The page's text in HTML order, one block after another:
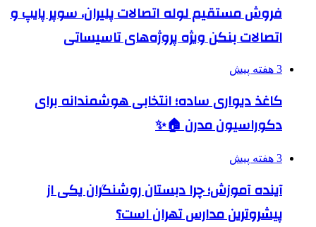
فروش مستقیم لوله اتصالات پلیران، سوپر پایپ و
اتصالات بنکن ویژه پروژه‌های تاسیساتی
3 هفته پیش
کاغذ دیواری ساده؛ انتخابی هوشمندانه برای
دکوراسیون مدرن 🏠✨
3 هفته پیش
آینده آموزش؛ چرا دبستان روشنگران یکی از
پیشروترین مدارس تهران است؟